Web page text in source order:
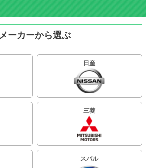
メーカーから選ぶ
日産
三菱
スバル